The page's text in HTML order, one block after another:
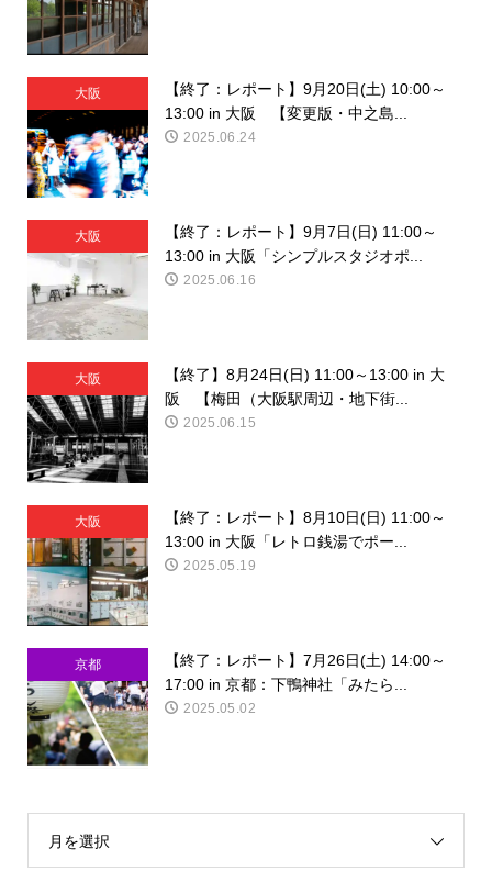
大阪
【終了：レポート】9月20日(土) 10:00～
13:00 in 大阪 【変更版・中之島...
2025.06.24
大阪
【終了：レポート】9月7日(日) 11:00～
13:00 in 大阪「シンプルスタジオポ...
2025.06.16
大阪
【終了】8月24日(日) 11:00～13:00 in 大
阪 【梅田（大阪駅周辺・地下街...
2025.06.15
大阪
【終了：レポート】8月10日(日) 11:00～
13:00 in 大阪「レトロ銭湯でポー...
2025.05.19
京都
【終了：レポート】7月26日(土) 14:00～
17:00 in 京都：下鴨神社「みたら...
2025.05.02
月を選択